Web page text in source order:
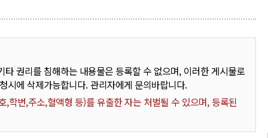
권리를 침해하는 내용물은 등록할 수 없으며, 이러한 게시물로
시에 삭제가능합니다. 관리자에게 문의바랍니다.
번,주소,혈액형 등)를 유출한 자는 처벌될 수 있으며, 등록된